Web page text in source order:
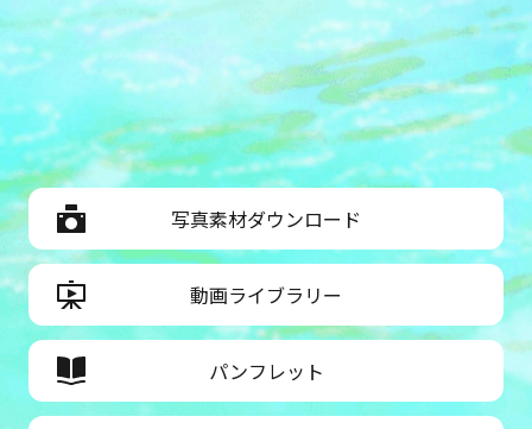
写真素材ダウンロード
動画ライブラリー
パンフレット